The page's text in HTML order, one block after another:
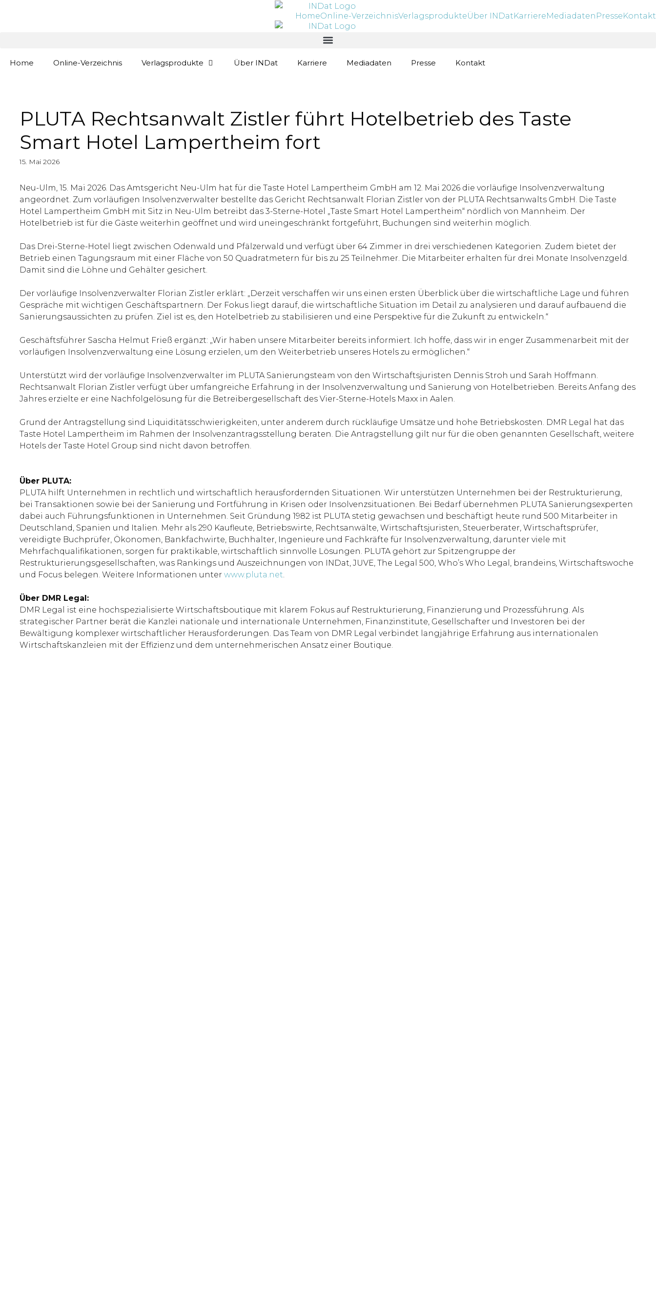
HomeOnline-VerzeichnisVerlagsprodukteÜber INDatKarriereMediadaten PresseKontakt
Home Online-Verzeichnis Verlagsprodukte Über INDat Karriere Mediadaten Presse Kontakt
PLUTA Rechtsanwalt Zistler führt Hotelbetrieb des Taste
Smart Hotel Lampertheim fort
15. Mai 2026
Neu-Ulm, 15. Mai 2026. Das Amtsgericht Neu-Ulm hat für die Taste Hotel Lampertheim GmbH am 12. Mai 2026 die vorläufige Insolvenzverwaltung
angeordnet. Zum vorläufigen Insolvenzverwalter bestellte das Gericht Rechtsanwalt Florian Zistler von der PLUTA Rechtsanwalts GmbH. Die Taste
Hotel Lampertheim GmbH mit Sitz in Neu-Ulm betreibt das 3-Sterne-Hotel „Taste Smart Hotel Lampertheim“ nördlich von Mannheim. Der
Hotelbetrieb ist für die Gäste weiterhin geöffnet und wird uneingeschränkt fortgeführt, Buchungen sind weiterhin möglich.
Das Drei-Sterne-Hotel liegt zwischen Odenwald und Pfälzerwald und verfügt über 64 Zimmer in drei verschiedenen Kategorien. Zudem bietet der
Betrieb einen Tagungsraum mit einer Fläche von 50 Quadratmetern für bis zu 25 Teilnehmer. Die Mitarbeiter erhalten für drei Monate Insolvenzgeld.
Damit sind die Löhne und Gehälter gesichert.
Der vorläufige Insolvenzverwalter Florian Zistler erklärt: „Derzeit verschaffen wir uns einen ersten Überblick über die wirtschaftliche Lage und führen
Gespräche mit wichtigen Geschäftspartnern. Der Fokus liegt darauf, die wirtschaftliche Situation im Detail zu analysieren und darauf aufbauend die
Sanierungsaussichten zu prüfen. Ziel ist es, den Hotelbetrieb zu stabilisieren und eine Perspektive für die Zukunft zu entwickeln.“
Geschäftsführer Sascha Helmut Frieß ergänzt: „Wir haben unsere Mitarbeiter bereits informiert. Ich hoffe, dass wir in enger Zusammenarbeit mit der
vorläufigen Insolvenzverwaltung eine Lösung erzielen, um den Weiterbetrieb unseres Hotels zu ermöglichen.“
Unterstützt wird der vorläufige Insolvenzverwalter im PLUTA Sanierungsteam von den Wirtschaftsjuristen Dennis Stroh und Sarah Hoffmann.
Rechtsanwalt Florian Zistler verfügt über umfangreiche Erfahrung in der Insolvenzverwaltung und Sanierung von Hotelbetrieben. Bereits Anfang des
Jahres erzielte er eine Nachfolgelösung für die Betreibergesellschaft des Vier-Sterne-Hotels Maxx in Aalen.
Grund der Antragstellung sind Liquiditätsschwierigkeiten, unter anderem durch rückläufige Umsätze und hohe Betriebskosten. DMR Legal hat das
Taste Hotel Lampertheim im Rahmen der Insolvenzantragsstellung beraten. Die Antragstellung gilt nur für die oben genannten Gesellschaft, weitere
Hotels der Taste Hotel Group sind nicht davon betroffen.
Über PLUTA:
PLUTA hilft Unternehmen in rechtlich und wirtschaftlich herausfordernden Situationen. Wir unterstützen Unternehmen bei der Restrukturierung,
bei Transaktionen sowie bei der Sanierung und Fortführung in Krisen oder Insolvenzsituationen. Bei Bedarf übernehmen PLUTA Sanierungsexperten
dabei auch Führungsfunktionen in Unternehmen. Seit Gründung 1982 ist PLUTA stetig gewachsen und beschäftigt heute rund 500 Mitarbeiter in
Deutschland, Spanien und Italien. Mehr als 290 Kaufleute, Betriebswirte, Rechtsanwälte, Wirtschaftsjuristen, Steuerberater, Wirtschaftsprüfer,
vereidigte Buchprüfer, Ökonomen, Bankfachwirte, Buchhalter, Ingenieure und Fachkräfte für Insolvenzverwaltung, darunter viele mit
Mehrfachqualifikationen, sorgen für praktikable, wirtschaftlich sinnvolle Lösungen. PLUTA gehört zur Spitzengruppe der
Restrukturierungsgesellschaften, was Rankings und Auszeichnungen von INDat, JUVE, The Legal 500, Who’s Who Legal, brandeins, Wirtschaftswoche
und Focus belegen. Weitere Informationen unter www.pluta.net.
Über DMR Legal:
DMR Legal ist eine hochspezialisierte Wirtschaftsboutique mit klarem Fokus auf Restrukturierung, Finanzierung und Prozessführung. Als
strategischer Partner berät die Kanzlei nationale und internationale Unternehmen, Finanzinstitute, Gesellschafter und Investoren bei der
Bewältigung komplexer wirtschaftlicher Herausforderungen. Das Team von DMR Legal verbindet langjährige Erfahrung aus internationalen
Wirtschaftskanzleien mit der Effizienz und dem unternehmerischen Ansatz einer Boutique.